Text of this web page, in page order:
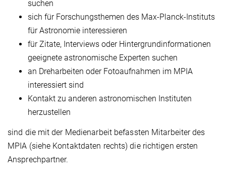
suchen
sich für Forschungsthemen des Max-Planck-Instituts
für Astronomie interessieren
für Zitate, Interviews oder Hintergrundinformationen
geeignete astronomische Experten suchen
an Dreharbeiten oder Fotoaufnahmen im MPIA
interessiert sind
Kontakt zu anderen astronomischen Instituten
herzustellen
sind die mit der Medienarbeit befassten Mitarbeiter des
MPIA (siehe Kontaktdaten rechts) die richtigen ersten
Ansprechpartner.